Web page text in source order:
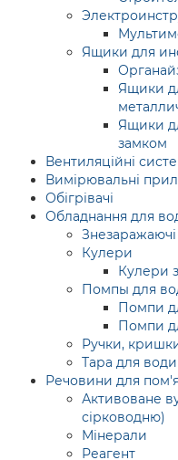
Ящики для
Ящики
Ящики
замком
Вентиляційні
Вимірювальні
Обігрівачі
Обладнання для
Кулери
Кулери
Помпы для
Помпи
Помпи
Ручки,
Тара для води
Речовини для
Активоване
сірководню)
Мінерали
Реагент